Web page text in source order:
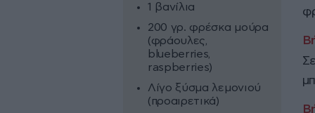
1 βανίλια
200 γρ. φρέσκα μούρα
(φράουλες,
blueberries,
raspberries)
Λίγο ξύσμα λεμονιού
(προαιρετικά)